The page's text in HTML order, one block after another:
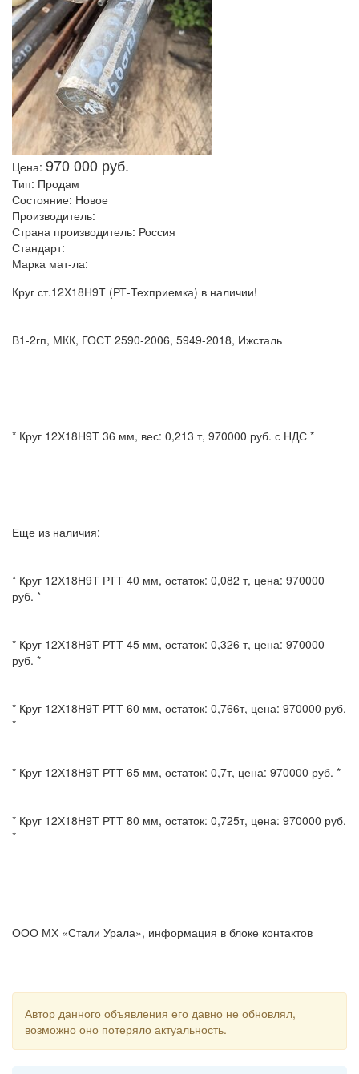
Цена: 970 000 руб.
Тип: Продам
Состояние: Новое
Производитель:
Страна производитель: Россия
Стандарт:
Марка мат-ла:
Круг ст.12Х18Н9Т (РТ-Техприемка) в наличии!
В1-2гп, МКК, ГОСТ 2590-2006, 5949-2018, Ижсталь
* Круг 12Х18Н9Т 36 мм, вес: 0,213 т, 970000 руб. с НДС *
Еще из наличия:
* Круг 12Х18Н9Т РТТ 40 мм, остаток: 0,082 т, цена: 970000
руб. *
* Круг 12Х18Н9Т РТТ 45 мм, остаток: 0,326 т, цена: 970000
руб. *
* Круг 12Х18Н9Т РТТ 60 мм, остаток: 0,766т, цена: 970000 руб.
*
* Круг 12Х18Н9Т РТТ 65 мм, остаток: 0,7т, цена: 970000 руб. *
* Круг 12Х18Н9Т РТТ 80 мм, остаток: 0,725т, цена: 970000 руб.
*
ООО МХ «Стали Урала», информация в блоке контактов
Автор данного объявления его давно не обновлял,
возможно оно потеряло актуальность.